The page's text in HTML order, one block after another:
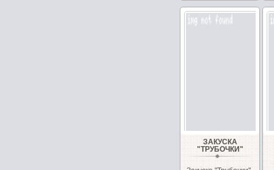
ЗАКУСКА
"ТРУБОЧКИ"